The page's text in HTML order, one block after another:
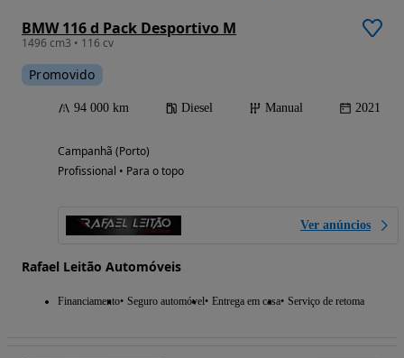
BMW 116 d Pack Desportivo M
1496 cm3 • 116 cv
Promovido
94 000 km Diesel Manual 2021
Campanhã (Porto)
Profissional • Para o topo
Ver anúncios
Rafael Leitão Automóveis
Financiamento Seguro automóvel Entrega em casa Serviço de retoma